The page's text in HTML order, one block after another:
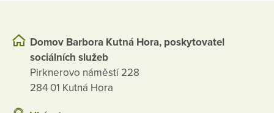
Domov Barbora Kutná Hora, poskytovatel
sociálních služeb
Pirknerovo náměstí 228
284 01 Kutná Hora